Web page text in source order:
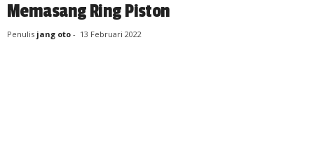
Memasang Ring Piston
Penulis jang oto - 13 Februari 2022